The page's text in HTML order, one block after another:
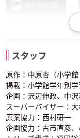
雲井かすみ
声優：井出卓也
スタッフ
原作：中原杏（小学館
掲載：小学館学年別
企画：沢辺伸政、中
スーパーバイザー：
原案協力：西村研一
企画協力：古市直彦